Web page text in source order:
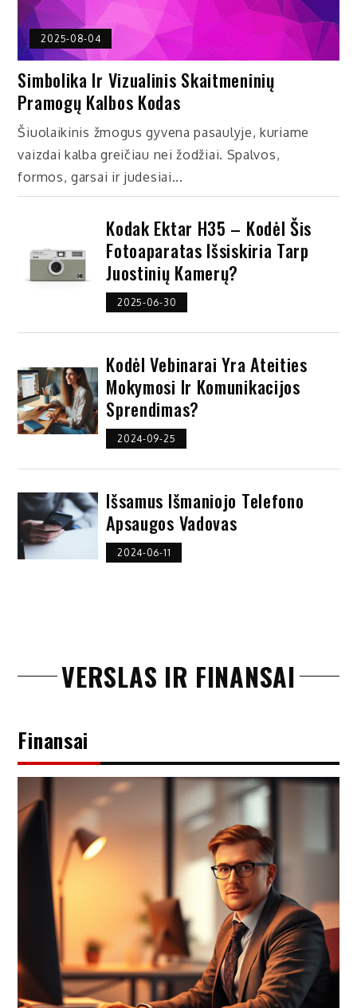
2025-08-04
Simbolika Ir Vizualinis Skaitmeninių
Pramogų Kalbos Kodas
Šiuolaikinis žmogus gyvena pasaulyje, kuriame
vaizdai kalba greičiau nei žodžiai. Spalvos,
formos, garsai ir judesiai...
Kodak Ektar H35 – Kodėl Šis
Fotoaparatas Išsiskiria Tarp
Juostinių Kamerų?
2025-06-30
Kodėl Vebinarai Yra Ateities
Mokymosi Ir Komunikacijos
Sprendimas?
2024-09-25
Išsamus Išmaniojo Telefono
Apsaugos Vadovas
2024-06-11
VERSLAS IR FINANSAI
Finansai